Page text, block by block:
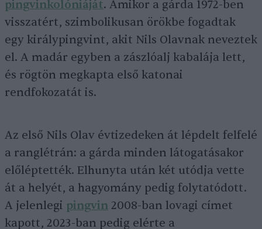
pingvinkolóniáját. Amikor a gárda 1972-ben
visszatért, szimbolikusan örökbe fogadtak
egy királypingvint, akit Nils Olavnak neveztek
el. A madár egyben a zászlóalj kabalája lett,
és rögtön megkapta első katonai
rendfokozatát is.
Az első Nils Olav évtizedeken át lépdelt felfelé
a ranglétrán: a gárda minden látogatásakor
előléptették. Elhunyta után két utódja vette
át a helyét, a hagyomány pedig folytatódott.
A jelenlegi pingvin 2008-ban lovagi címet
kapott, 2023-ban pedig elérte a